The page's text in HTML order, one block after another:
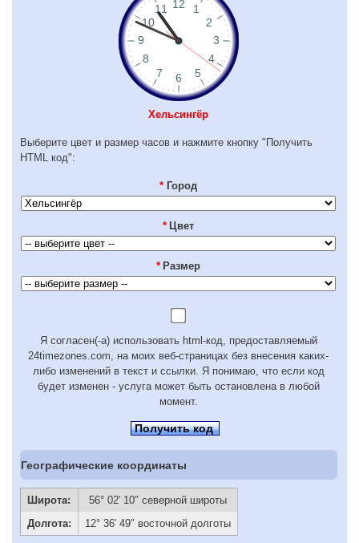
Хельсингёр
Выберите цвет и размер часов и нажмите кнопку "Получить
HTML код":
* Город
* Цвет
* Размер
Я согласен(-а) использовать html-код, предоставляемый
24timezones.com, на моих веб-страницах без внесения каких-
либо изменений в текст и ссылки. Я понимаю, что если код
будет изменен - услуга может быть остановлена в любой
момент.
Получить код
Географические координаты
Широта:
56° 02′ 10″ северной широты
Долгота:
12° 36′ 49″ восточной долготы